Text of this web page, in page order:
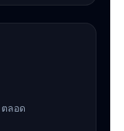
ตลอด